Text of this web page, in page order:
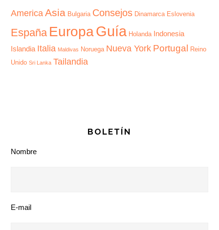
America Asia Bulgaria Consejos Dinamarca Eslovenia
España EuropaGuía Holanda Indonesia
Islandia Italia Maldivas Noruega Nueva York Portugal
Reino
Unido Sri Lanka Tailandia
BOLETÍN
Nombre
E-mail